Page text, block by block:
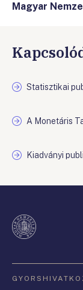
Magyar
Statisztikai
A Monetáris
Kiadványi